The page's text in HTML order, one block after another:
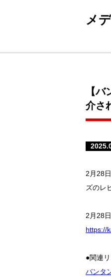
メ
【
介さ
2月28
ズのレ
2月28
https://
●関連
バンタ